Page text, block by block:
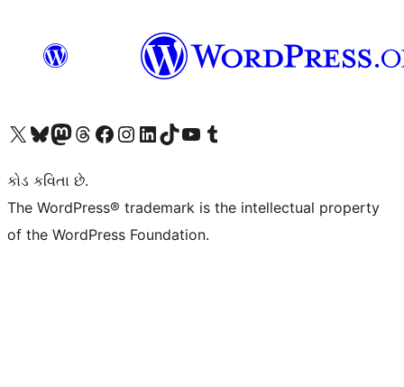
અમારા X (અગાઉ ટ્વિટર) એકાઉન્ટની મુલાકાત લોઅમારા Bluesky એકાઉન્ટની મુલાકાત લોઅમારા માસ્ટોડોન એકાઉન્ટની મુલાકાત લોઅમારા Threads એકાઉન્ટની મુલાકાત લો અમારા ફેસબુક પેજની મુલાકાત લોઅમારા ઇન્સ્ટાગ્રામ એકાઉન્ટની મુલાકાત લો અમારા LinkedIn એકાઉન્ટની મુલાકાત લોઅમારા TikTok એકાઉન્ટની મુલાકાત લોઅમારી YouTube ચેનલની મુલાકાત લો અમારા Tumblr એકાઉન્ટની મુલાકાત લો
કોડ કવિતા છે.
The WordPress® trademark is the intellectual property
of the WordPress Foundation.